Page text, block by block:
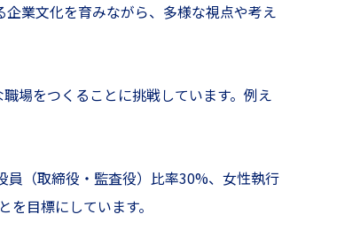
業文化を育みながら、多様な視点や考え
場をつくることに挑戦しています。例え
員（取締役・監査役）比率30%、女性執行
目標にしています。